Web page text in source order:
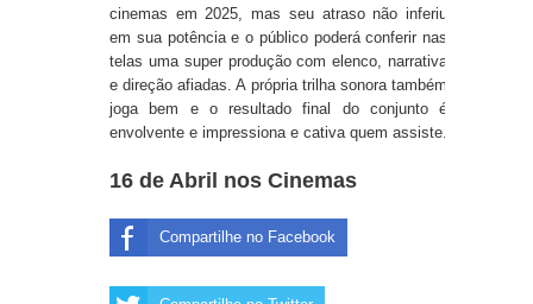
cinemas em 2025, mas seu atraso não inferiu
em sua potência e o público poderá conferir nas
telas uma super produção com elenco, narrativa
e direção afiadas. A própria trilha sonora também
joga bem e o resultado final do conjunto é
envolvente e impressiona e cativa quem assiste.
16 de Abril nos Cinemas
Compartilhe no Facebook